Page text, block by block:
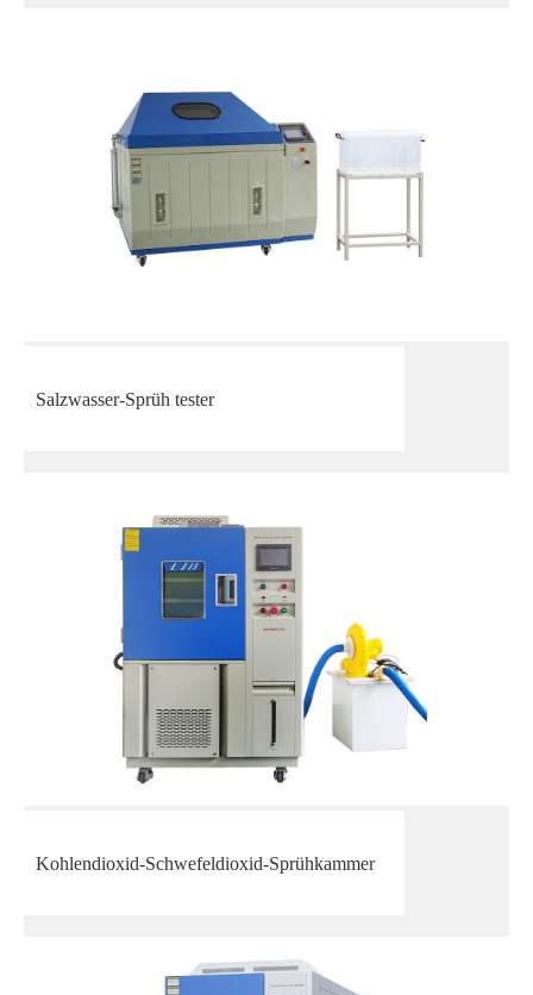
Salzwasser-Sprüh tester
Kohlendioxid-Schwefeldioxid-Sprühkammer